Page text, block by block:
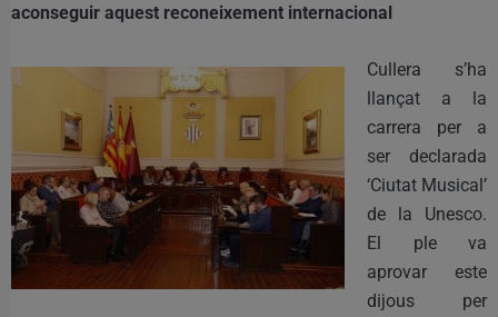
aconseguir aquest reconeixement internacional
Cullera s’ha
llançat a la
carrera per a
ser declarada
‘Ciutat Musical’
de la Unesco.
El ple va
aprovar este
dijous per